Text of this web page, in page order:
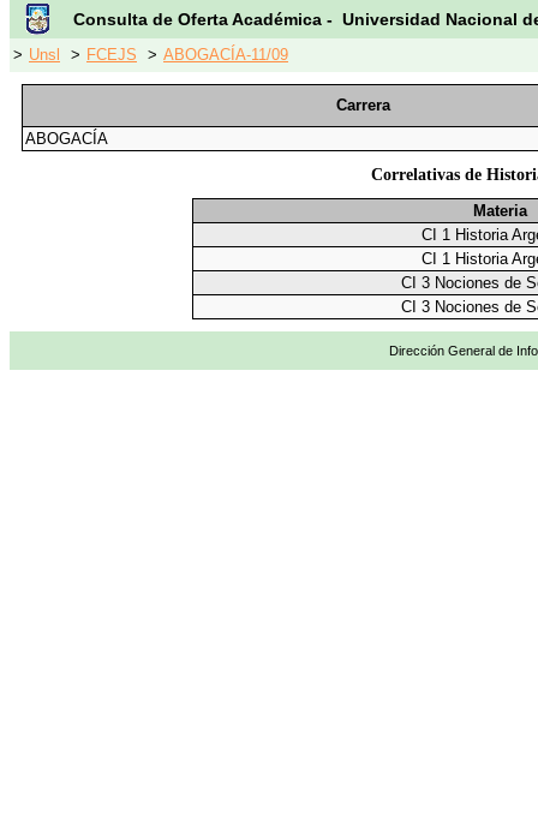
Consulta de Oferta Académica - Universidad Nacional
> Unsl > FCEJS > ABOGACÍA-11/09
Carrera
ABOGACÍA
Correlativas de
Materia
CI 1 Historia
CI 1 Historia
CI 3 Nociones de
CI 3 Nociones de
Dirección General de